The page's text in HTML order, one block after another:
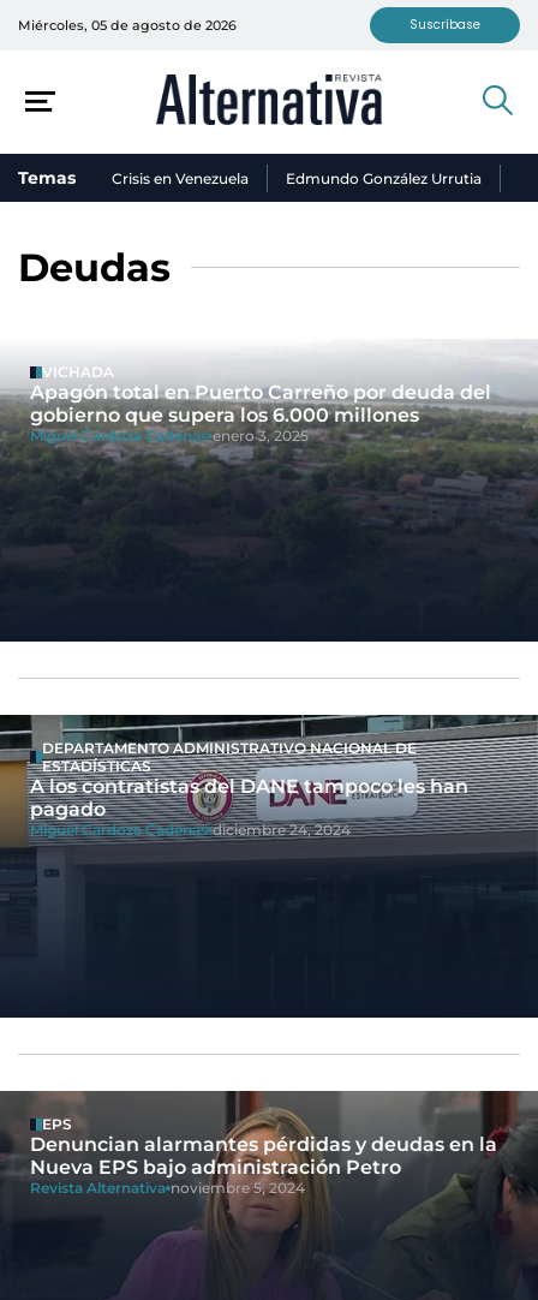
Miércoles, 05 de agosto de 2026 Suscríbase
Temas Crisis en Venezuela Edmundo González Urrutia
Deudas
VICHADA
Apagón total en Puerto Carreño por deuda del
gobierno que supera los 6.000 millones
Miguel Cardoza Cadenas enero 3, 2025
DEPARTAMENTO ADMINISTRATIVO NACIONAL DE
ESTADÍSTICAS
A los contratistas del DANE tampoco les han
pagado
Miguel Cardoza Cadenas diciembre 24, 2024
EPS
Denuncian alarmantes pérdidas y deudas en la
Nueva EPS bajo administración Petro
Revista Alternativa noviembre 5, 2024